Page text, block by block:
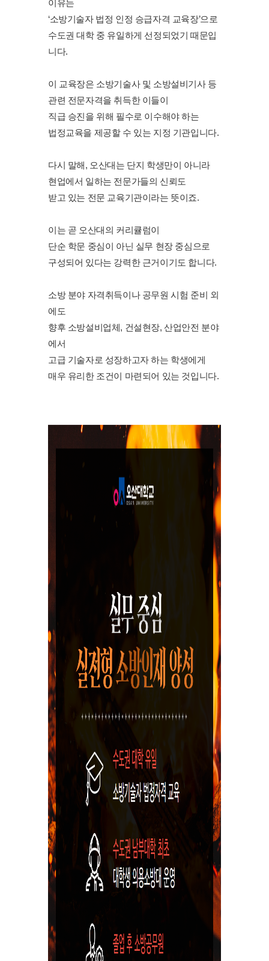
이유는
‘소방기술자 법정 인정 승급자격 교육장’으로
수도권 대학 중 유일하게 선정되었기 때문입
니다.
이 교육장은 소방기술사 및 소방설비기사 등
관련 전문자격을 취득한 이들이
직급 승진을 위해 필수로 이수해야 하는
법정교육을 제공할 수 있는 지정 기관입니다.
다시 말해, 오산대는 단지 학생만이 아니라
현업에서 일하는 전문가들의 신뢰도
받고 있는 전문 교육기관이라는 뜻이죠.
이는 곧 오산대의 커리큘럼이
단순 학문 중심이 아닌 실무 현장 중심으로
구성되어 있다는 강력한 근거이기도 합니다.
소방 분야 자격취득이나 공무원 시험 준비 외
에도
향후 소방설비업체, 건설현장, 산업안전 분야
에서
고급 기술자로 성장하고자 하는 학생에게
매우 유리한 조건이 마련되어 있는 것입니다.